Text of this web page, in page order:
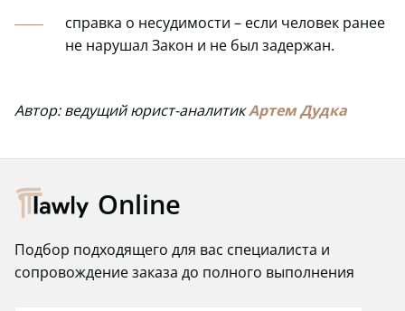
справка о несудимости – если человек ранее
не нарушал Закон и не был задержан.
Автор: ведущий юрист-аналитикАртем Дудка
Online
Подбор подходящего для вас специалиста и
сопровождение заказа до полного выполнения